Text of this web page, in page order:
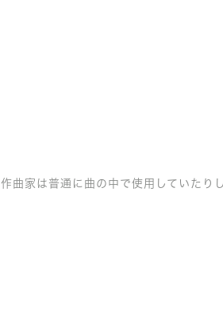
曲家は普通に曲の中で使用していたり